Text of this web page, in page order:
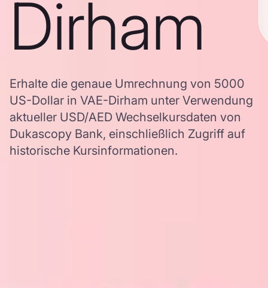
Dirham
Erhalte die genaue Umrechnung von 5000
US-Dollar in VAE-Dirham unter Verwendung
aktueller USD/AED Wechselkursdaten von
Dukascopy Bank, einschließlich Zugriff auf
historische Kursinformationen.